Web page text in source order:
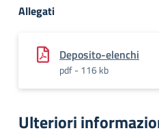
Allegati
Deposito-elenchi
pdf - 116 kb
Ulteriori